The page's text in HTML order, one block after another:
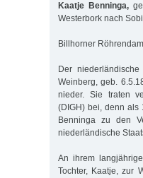
Kaatje Benninga,
Westerbork nach
Billhorner
Der
Weinberg, geb.
nieder. Sie traten
(DIGH) bei, denn als
Benninga zu den
niederländische
An ihrem
Tochter, Kaatje, zur